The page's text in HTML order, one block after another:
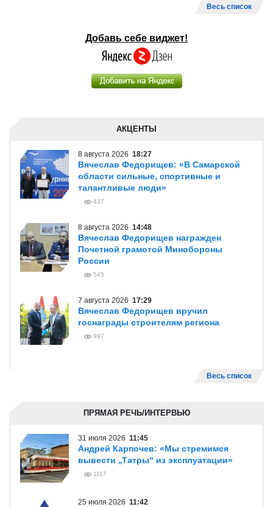
Весь список
Добавь себе виджет!
АКЦЕНТЫ
8 августа 2026 18:27
Вячеслав Федорищев: «В Самарской
области сильные, спортивные и
талантливые люди»
437
8 августа 2026 14:48
Вячеслав Федорищев награжден
Почетной грамотой Минобороны
России
545
7 августа 2026 17:29
Вячеслав Федорищев вручил
госнаграды строителям региона
997
Весь список
ПРЯМАЯ РЕЧЬ/ИНТЕРВЬЮ
31 июля 2026 11:45
Андрей Карпочев: «Мы стремимся
вывести „Татры“ из эксплуатации»
1117
25 июля 2026 11:42